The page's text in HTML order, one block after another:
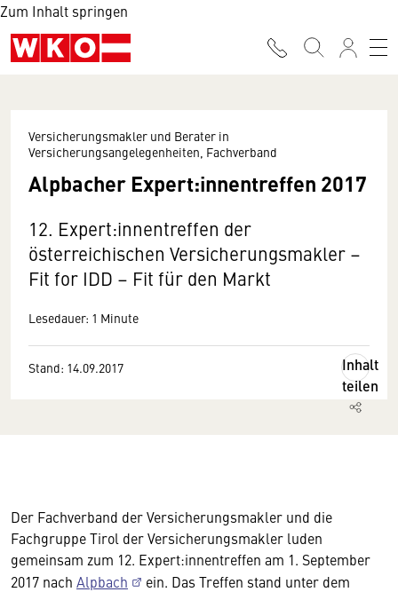
Zum Inhalt springen
Versicherungsmakler und Berater in
Versicherungsangelegenheiten, Fachverband
Alpbacher Expert:innentreffen 2017
12. Expert:innentreffen der
österreichischen Versicherungsmakler –
Fit for IDD – Fit für den Markt
Lesedauer: 1 Minute
Stand: 14.09.2017
Inhalt
teilen
Der Fachverband der Versicherungsmakler und die
Fachgruppe Tirol der Versicherungsmakler luden
gemeinsam zum 12. Expert:innentreffen am 1. September
2017 nach Alpbach
ein. Das Treffen stand unter dem